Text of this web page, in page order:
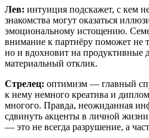
Лев: интуиция подскажет, с кем
знакомства могут оказаться
эмоциональному истощению.
внимание к партнёру поможет не
но и вдохновит на продуктивные
материальный отклик.
Стрелец: оптимизм — главный
к нему немного креатива и
многого. Правда, неожиданная
сдвинуть акценты в личной
— это не всегда разрушение, а